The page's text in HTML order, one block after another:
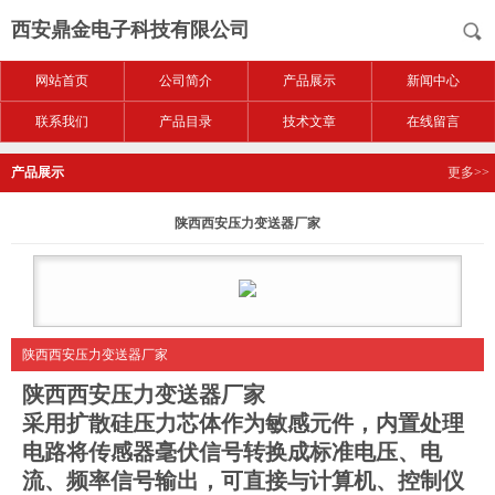
西安鼎金电子科技有限公司
网站首页 公司简介 产品展示 新闻中心
联系我们 产品目录 技术文章 在线留言
产品展示 更多>>
陕西西安压力变送器厂家
陕西西安压力变送器厂家
陕西西安压力变送器厂家
采用扩散硅压力芯体作为敏感元件，内置处理
电路将传感器毫伏信号转换成标准电压、电
流、频率信号输出，可直接与计算机、控制仪